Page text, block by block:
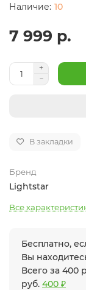
10
7 999 р.
В закладки
Бренд
Lightstar
Все
Бесплатно,
Вы
Всего за 400
руб. 400 ₽